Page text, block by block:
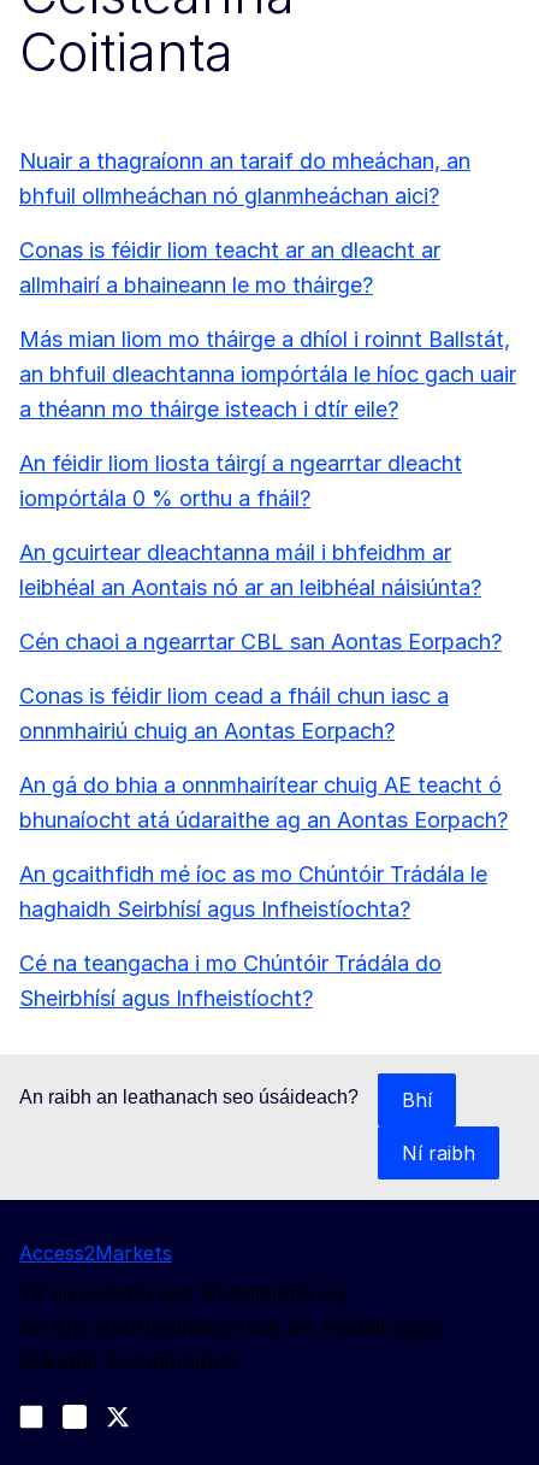
Coitianta
Nuair a thagraíonn an taraif do mheáchan, an
bhfuil ollmheáchan nó glanmheáchan aici?
Conas is féidir liom teacht ar an dleacht ar
allmhairí a bhaineann le mo tháirge?
Más mian liom mo tháirge a dhíol i roinnt Ballstát,
an bhfuil dleachtanna iompórtála le híoc gach uair
a théann mo tháirge isteach i dtír eile?
An féidir liom liosta táirgí a ngearrtar dleacht
iompórtála 0 % orthu a fháil?
An gcuirtear dleachtanna máil i bhfeidhm ar
leibhéal an Aontais nó ar an leibhéal náisiúnta?
Cén chaoi a ngearrtar CBL san Aontas Eorpach?
Conas is féidir liom cead a fháil chun iasc a
onnmhairiú chuig an Aontas Eorpach?
An gá do bhia a onnmhairítear chuig AE teacht ó
bhunaíocht atá údaraithe ag an Aontas Eorpach?
An gcaithfidh mé íoc as mo Chúntóir Trádála le
haghaidh Seirbhísí agus Infheistíochta?
Cé na teangacha i mo Chúntóir Trádála do
Sheirbhísí agus Infheistíocht?
An raibh an leathanach seo úsáideach? Bhí
Ní raibh
Access2Markets
Tá an suíomh seo á bhainistiú ag:
An Ard-Stiúrthóireacht um an Trádáil agus
Slándáil Eacnamaíoch
Join us on LinkedIn
Trade-Off podcast